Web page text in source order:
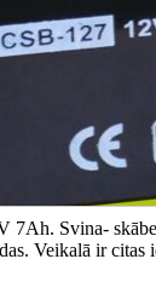
7Ah. Svina-
Veikalā ir